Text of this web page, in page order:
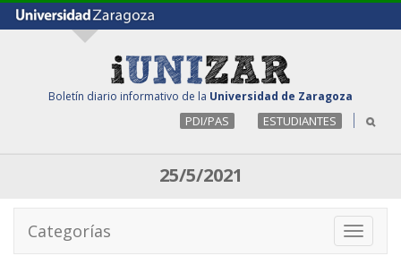
Boletín diario informativo de la Universidad de Zaragoza
PDI/PAS ESTUDIANTES
25/5/2021
Toggle
Categorías